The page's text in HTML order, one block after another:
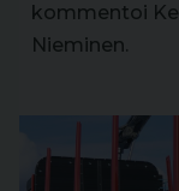
kommentoi
Nieminen.